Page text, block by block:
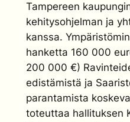
Tampereen
kehitysohjelman ja
kanssa.
hanketta 160 000
200 000 €)
edistämistä ja
parantamista
toteuttaa hallituksen